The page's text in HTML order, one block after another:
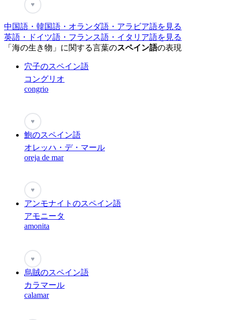
♥
中国語・韓国語・オランダ語・アラビア語を見る
英語・ドイツ語・フランス語・イタリア語を見る
「海の生き物」に関する言葉のスペイン語の表現
穴子のスペイン語
コングリオ
congrio
♥
鮑のスペイン語
オレッハ・デ・マール
oreja de mar
♥
アンモナイトのスペイン語
アモニータ
amonita
♥
烏賊のスペイン語
カラマール
calamar